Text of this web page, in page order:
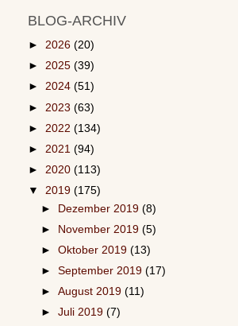
BLOG-ARCHIV
► 2026 (20)
► 2025 (39)
► 2024 (51)
► 2023 (63)
► 2022 (134)
► 2021 (94)
► 2020 (113)
▼ 2019 (175)
►
Dezember 2019(8)
►
November 2019(5)
►Oktober 2019(13)
►September 2019(17)
►August 2019(11)
►Juli 2019(7)